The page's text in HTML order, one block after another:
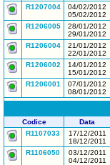
R1207004
04/02/2012
05/02/2012
R1206005
28/01/2012
29/01/2012
R1206004
21/01/2012
22/01/2012
R1206002
14/01/2012
15/01/2012
R1206001
07/01/2012
08/01/2012
Codice Data
R1107033
17/12/2011
18/12/2011
R1106050
03/12/2011
04/12/2011